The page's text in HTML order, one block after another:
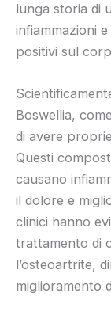
lunga storia di
infiammazioni
positivi sul
Boswellia,
di avere
Questi
causano
il dolore e
clinici hanno
trattamento di
l’osteoartrite,
miglioramento